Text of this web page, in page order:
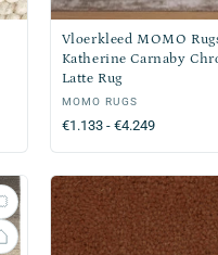
Vloerkleed MOMO
Katherine Carnaby
Latte Rug
Verkoper:
MOMO RUGS
Normale
€1.133 - €4.249